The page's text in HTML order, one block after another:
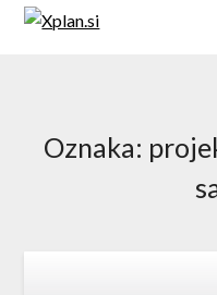
Skip
Oznaka: